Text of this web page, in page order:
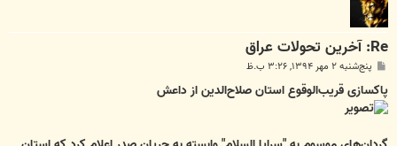
Re: آخرین تحولات عراق
پ
ت
پنج‌شنبه ۲ مهر ۱۳۹۴, ۳:۲۶ ب.ظ
پاکسازی قریب‌الوقوع استان صلاح‌الدین از داعش